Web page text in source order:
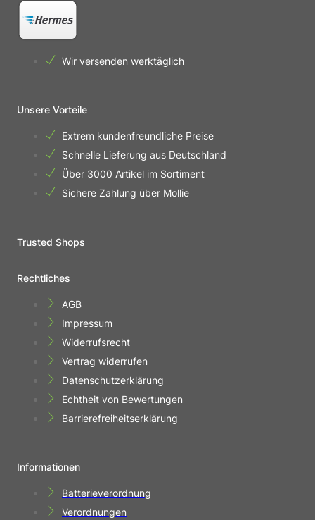
Wir versenden werktäglich
Unsere Vorteile
Extrem kundenfreundliche Preise
Schnelle Lieferung aus Deutschland
Über 3000 Artikel im Sortiment
Sichere Zahlung über Mollie
Trusted Shops
Rechtliches
AGB
Impressum
Widerrufsrecht
Vertrag widerrufen
Datenschutzerklärung
Echtheit von Bewertungen
Barrierefreiheitserklärung
Informationen
Batterieverordnung
Verordnungen